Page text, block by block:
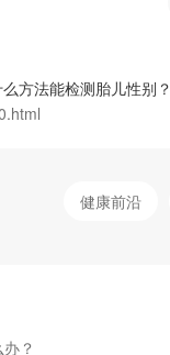
方法能检测胎儿性别
健康前沿
？